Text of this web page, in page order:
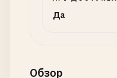
Да
Обзор